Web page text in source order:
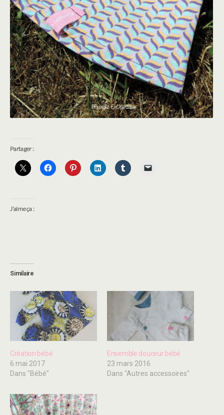
Partager :
J’aime ça :
Similaire
Création bébé
6 mai 2017
Dans "Bébé"
Ensemble douceur bébé
23 mars 2016
Dans "Autres accessoires"